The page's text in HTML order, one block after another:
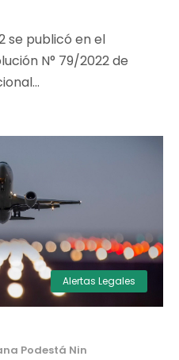
se publicó en el
N° 79/2022 de
Alertas Legales
Podestá Nin